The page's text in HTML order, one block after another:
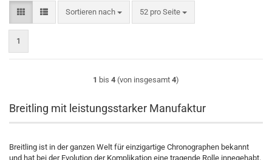
Sortieren nach
Sortieren nach 52 pro Seite
pro Seite
1
1 bis 4 (von insgesamt 4)
Breitling mit leistungsstarker Manufaktur
Breitling ist in der ganzen Welt für einzigartige Chronographen bekannt
und hat bei der Evolution der Komplikation eine tragende Rolle innegehabt.